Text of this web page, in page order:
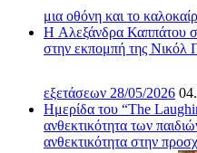
μια οθόνη και το
H Αλεξάνδρα Καππάτου
στην εκπομπή της Νικόλ
εξετάσεων 28/05/2026
Ημερίδα του “The
ανθεκτικότητα των
ανθεκτικότητα στην